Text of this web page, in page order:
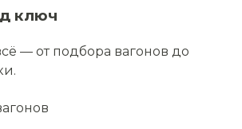
ключ
— от подбора вагонов до